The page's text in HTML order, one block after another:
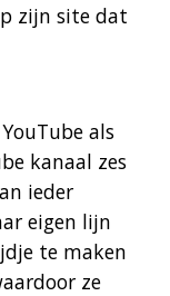
zijn site dat
als
kanaal zes
ieder
eigen lijn
te maken
ze